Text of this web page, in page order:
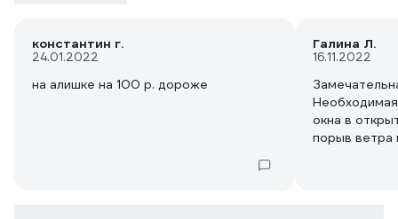
константин г.
24.01.2022
на алишке на 100 р. дороже
Галина Л.
16.11.2022
окна в
порыв ветра